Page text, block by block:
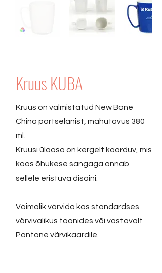
Kruus KUBA
Kruus on valmistatud New Bone
China portselanist, mahutavus 380
ml.
Kruusi ülaosa on kergelt kaarduv, mis
koos õhukese sangaga annab
sellele eristuva disaini.
Võimalik värvida kas standardses
värvivalikus toonides või vastavalt
Pantone värvikaardile.